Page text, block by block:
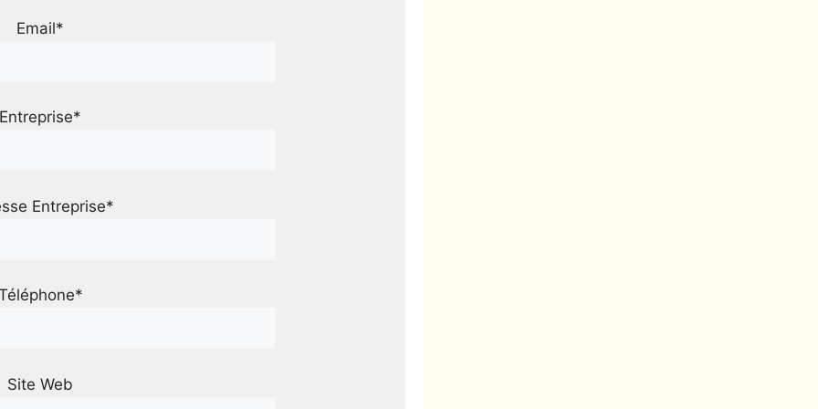
Email*
Entreprise*
Entreprise*
Site Web